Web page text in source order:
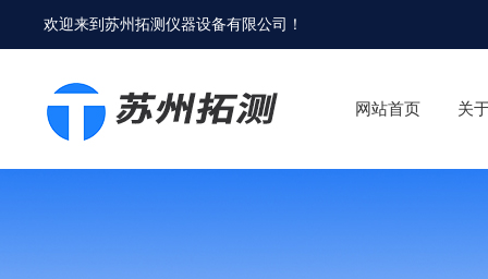
欢迎来到苏州拓测仪器设备有限公司 ！
网站首页 关